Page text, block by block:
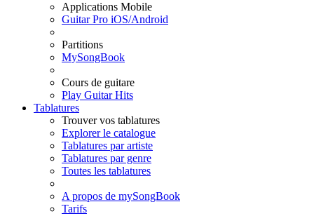
Applications Mobile
Guitar Pro iOS/Android
Partitions
MySongBook
Cours de guitare
Play Guitar Hits
Tablatures
Trouver vos tablatures
Explorer le catalogue
Tablatures par artiste
Tablatures par genre
Toutes les tablatures
A propos de mySongBook
Tarifs